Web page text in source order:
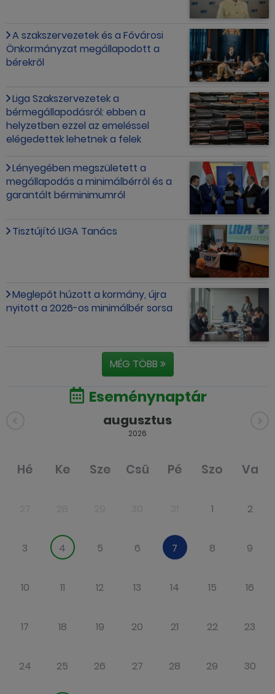
A szakszervezetek és a Fővárosi
Önkormányzat megállapodott a
bérekről
Liga Szakszervezetek a
bérmegállapodásról: ebben a
helyzetben ezzel az emeléssel
elégedettek lehetnek a felek
Lényegében megszületett a
megállapodás a minimálbérről és a
garantált bérminimumról
Tisztújító LIGA Tanács
Meglepőt húzott a kormány, újra
nyitott a 2026-os minimálbér sorsa
MÉG TÖBB
Eseménynaptár
augusztus
2026
Hé Ke Sze Csü Pé Szo Va
1 2
3 4 5 6 7 8 9
10 11 12 13 14 15 16
17 18 19 20 21 22 23
24 25 26 27 28 29 30